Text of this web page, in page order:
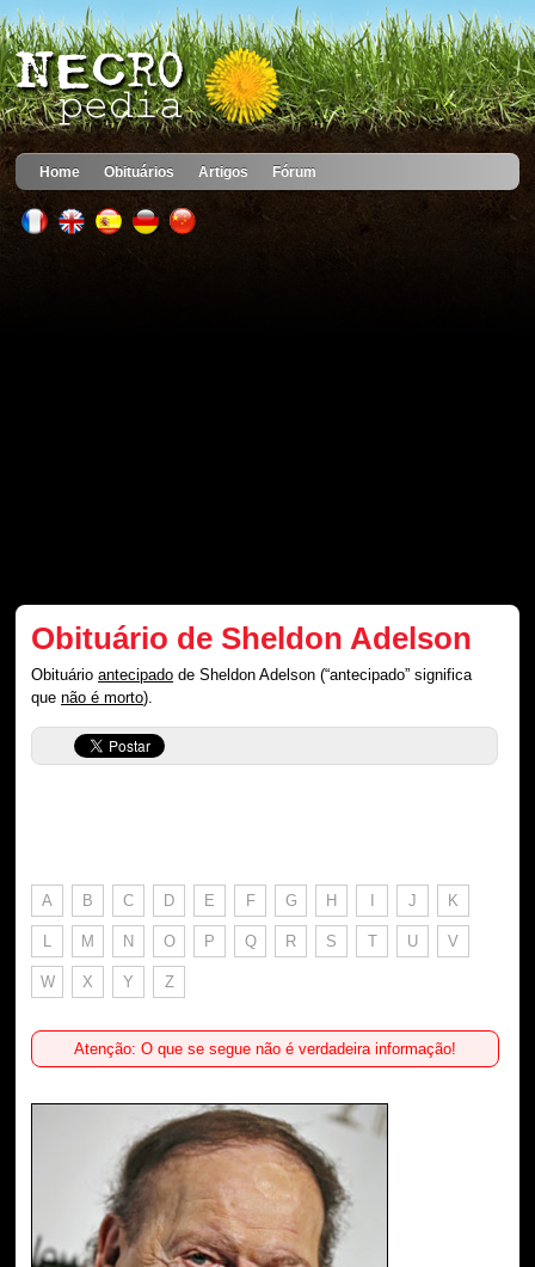
Home Obituários Artigos Fórum
Obituário de Sheldon Adelson
Obituárioantecipado de Sheldon Adelson (“antecipado” significa
quenão é morto).
A B C D E F G H I J K
L M N O P Q R S T U V
W X Y Z
Atenção: O que se segue não é verdadeira informação!